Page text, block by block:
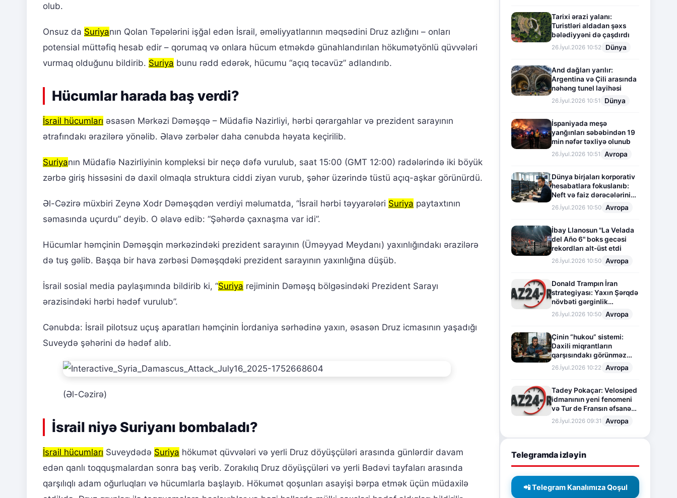
olub.
Onsuz da Suriyanın Qolan Təpələrini işğal edən İsrail, əməliyyatlarının məqsədini Druz azlığını – onları
potensial müttəfiq hesab edir – qorumaq və onlara hücum etməkdə günahlandırılan hökumətyönlü qüvvələri
vurmaq olduğunu bildirib. Suriya bunu rədd edərək, hücumu “açıq təcavüz” adlandırıb.
Hücumlar harada baş verdi?
İsrail hücumları əsasən Mərkəzi Dəməşqə – Müdafiə Nazirliyi, hərbi qərargahlar və prezident sarayının
ətrafındakı ərazilərə yönəlib. Əlavə zərbələr daha cənubda həyata keçirilib.
Suriyanın Müdafiə Nazirliyinin kompleksi bir neçə dəfə vurulub, saat 15:00 (GMT 12:00) radələrində iki böyük
zərbə giriş hissəsini də daxil olmaqla struktura ciddi ziyan vurub, şəhər üzərində tüstü açıq-aşkar görünürdü.
Əl-Cəzirə müxbiri Zeynə Xodr Dəməşqdən verdiyi məlumatda, “İsrail hərbi təyyarələri Suriya paytaxtının
səmasında uçurdu” deyib. O əlavə edib: “Şəhərdə çaxnaşma var idi”.
Hücumlar həmçinin Dəməşqin mərkəzindəki prezident sarayının (Üməyyad Meydanı) yaxınlığındakı ərazilərə
də tuş gəlib. Başqa bir hava zərbəsi Dəməşqdəki prezident sarayının yaxınlığına düşüb.
İsrail sosial media paylaşımında bildirib ki, “Suriya rejiminin Dəməşq bölgəsindəki Prezident Sarayı
ərazisindəki hərbi hədəf vurulub”.
Cənubda: İsrail pilotsuz uçuş aparatları həmçinin İordaniya sərhədinə yaxın, əsasən Druz icmasının yaşadığı
Suveydə şəhərini də hədəf alıb.
(Əl-Cəzirə)
İsrail niyə Suriyanı bombaladı?
İsrail hücumları Suveydədə Suriya hökumət qüvvələri və yerli Druz döyüşçüləri arasında günlərdir davam
edən qanlı toqquşmalardan sonra baş verib. Zorakılıq Druz döyüşçüləri və yerli Bədəvi tayfaları arasında
qarşılıqlı adam oğurluqları və hücumlarla başlayıb. Hökumət qoşunları asayişi bərpa etmək üçün müdaxilə
Tarixi ərazi yalanı:
Turistləri aldadan şəxs
bələdiyyəni də çaşdırdı
26.İyul.2026 10:52 Dünya
And dağları yarılır:
Argentina və Çili arasında
nəhəng tunel layihəsi
26.İyul.2026 10:51 Dünya
İspaniyada meşə
yanğınları səbəbindən 19
min nəfər təxliyə olunub
26.İyul.2026 10:51 Avropa
Dünya birjaları korporativ
hesabatlara fokuslanıb:
Neft və faiz dərəcələrinin
təsiri altında cari vəziyyət
26.İyul.2026 10:50 Avropa
İbay Llanosun "La Velada
del Año 6" boks gecəsi
rekordları alt-üst etdi
26.İyul.2026 10:50 Avropa
Donald Trampın İran
strategiyası: Yaxın Şərqdə
növbəti gərginlik
mərhələsi
26.İyul.2026 10:50 Avropa
Çinin “hukou” sistemi:
Daxili miqrantların
qarşısındakı görünməz
sədd
26.İyul.2026 10:22 Avropa
Tadey Pokaçar: Velosiped
idmanının yeni fenomeni
və Tur de Fransın əfsanəvi
səhifəsi
26.İyul.2026 09:31 Avropa
Telegramda izləyin
📲 Telegram Kanalımıza Qoşul